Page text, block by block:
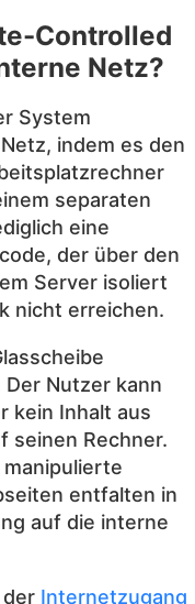
Controlled
Netz?
System
indem es den
separaten
eine
der über den
Server isoliert
nicht erreichen.
Nutzer kann
kein Inhalt aus
seinen Rechner.
entfalten in
auf die interne
der Internetzugang